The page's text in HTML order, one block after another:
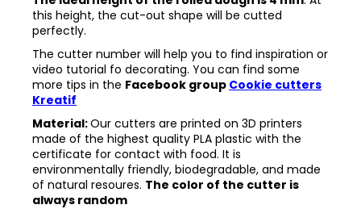
this height, the cut-out shape will be cutted
perfectly.
The cutter number will help you to find inspiration or
video tutorial fo decorating. You can find some
more tips in the Facebook group Cookie cutters
Kreatif
Material:Our cutters are printed on 3D printers
made of the highest quality PLA plastic with the
certificate for contact with food. It is
environmentally friendly, biodegradable, and made
of natural resoures. The color of the cutter is
always random